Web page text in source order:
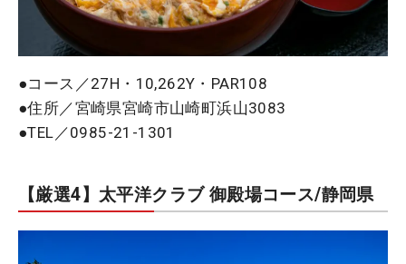
●コース／27H・10,262Y・PAR108
●住所／宮崎県宮崎市山崎町浜山3083
●TEL／0985-21-1301
【厳選4】太平洋クラブ 御殿場コース/静岡県